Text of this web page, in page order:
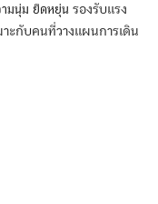
ามนุ่ม ยืดหยุ่น รองรับแรง
ะกับคนที่วางแผนการเดิน